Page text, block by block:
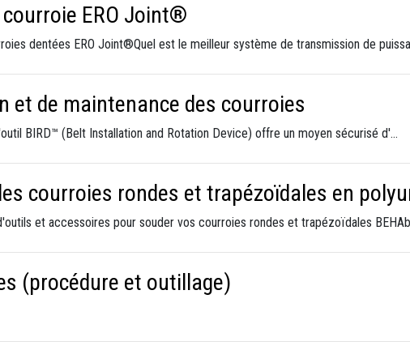
ERO Joint®
dentées ERO Joint®Quel est le meilleur système de transmission de
et de maintenance des courroies
BIRD™ (Belt Installation and Rotation Device) offre un moyen sécurisé d'…
courroies rondes et trapézoïdales en
et accessoires pour souder vos courroies rondes et trapézoïdales
(procédure et outillage)